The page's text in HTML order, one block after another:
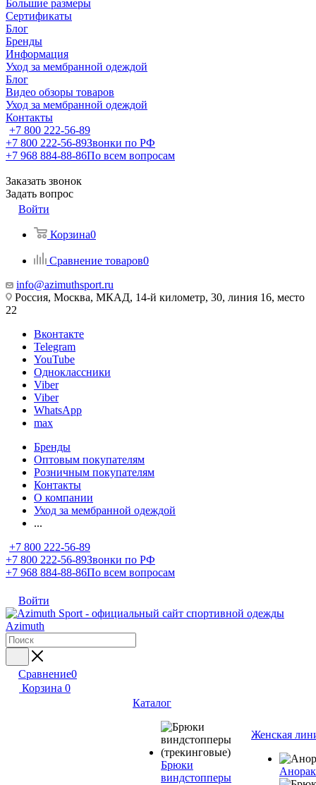
Большие размеры
Сертификаты
Блог
Бренды
Информация
Уход за мембранной одеждой
Блог
Видео обзоры товаров
Уход за мембранной одеждой
Контакты
+7 800 222-56-89
+7 800 222-56-89Звонки по РФ
+7 968 884-88-86По всем вопросам
Заказать звонок
Задать вопрос
Войти
Корзина0
Сравнение товаров0
info@azimuthsport.ru
Россия, Москва, МКАД, 14-й километр, 30, линия 16, место
22
Вконтакте
Telegram
YouTube
Одноклассники
Viber
Viber
WhatsApp
max
Бренды
Оптовым покупателям
Розничным покупателям
Контакты
О компании
Уход за мембранной одеждой
...
+7 800 222-56-89
+7 800 222-56-89Звонки по РФ
+7 968 884-88-86По всем вопросам
Войти
Сравнение0
Корзина 0
Каталог
Брюки
виндстопперы
Женская